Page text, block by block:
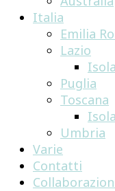
Italia
Emilia
Lazio
Puglia
Toscana
Umbria
Varie
Contatti